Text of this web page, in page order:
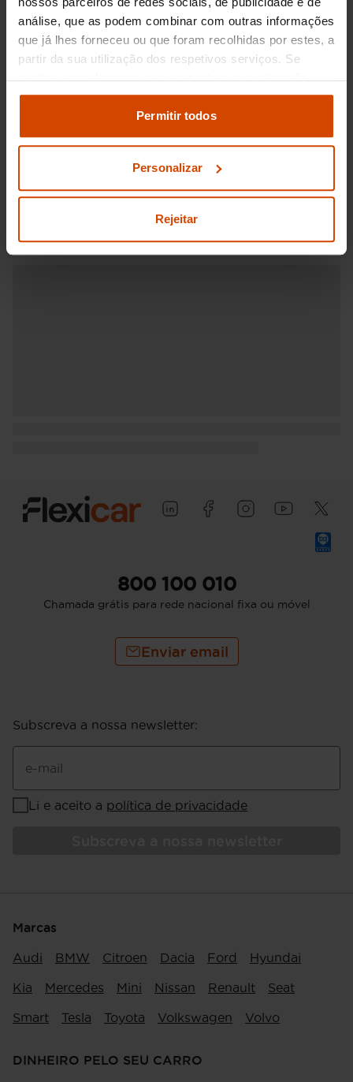
análise, que as podem combinar com outras informações
que já lhes forneceu ou que foram recolhidas por estes, a
partir da sua utilização dos respetivos serviços. Se
aceitar, consideramos que consente a sua utilização.
Pode modificar as suas opções de consentimento e
definições de cookies
definições e saber mais na nossapolítica de
Permitir todos
Personalizar
Rejeitar
800 100 010
Chamada grátis para rede nacional fixa ou móvel
Enviar email
Subscreva a nossa newsletter:
e-mail
Li e aceito a política de privacidade
Marcas
Audi BMW Citroen Dacia Ford Hyundai
Kia Mercedes Mini Nissan Renault Seat
Smart Tesla Toyota Volkswagen Volvo
DINHEIRO PELO SEU CARRO